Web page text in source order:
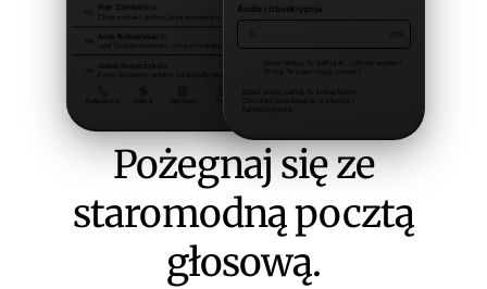
Pożegnaj się ze
staromodną pocztą
głosową.